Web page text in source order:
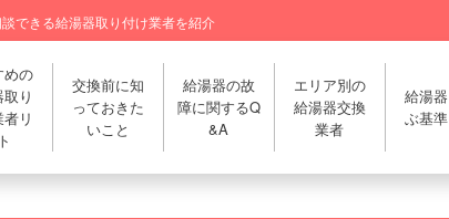
できる給湯器取り付け業者を紹介
めの
り
リ
交換前に知
っておきた
いこと
給湯器の故
障に関するQ
&A
エリア別の
給湯器交換
業者
給湯
ぶ基